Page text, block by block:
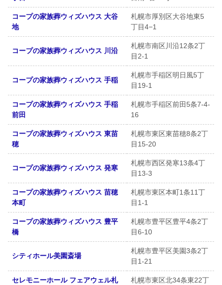
コープの家族葬ウィズハウス 大谷
地
札幌市厚別区大谷地東5
丁目4−1
コープの家族葬ウィズハウス 川沿
札幌市南区川沿12条2丁
目2-1
コープの家族葬ウィズハウス 手稲
札幌市手稲区明日風5丁
目19-1
コープの家族葬ウィズハウス 手稲
前田
札幌市手稲区前田5条7-4-
16
コープの家族葬ウィズハウス 東苗
穂
札幌市東区東苗穂8条2丁
目15-20
コープの家族葬ウィズハウス 発寒
札幌市西区発寒13条4丁
目13-3
コープの家族葬ウィズハウス 苗穂
本町
札幌市東区本町1条11丁
目1-1
コープの家族葬ウィズハウス 豊平
橋
札幌市豊平区豊平4条2丁
目6-10
シティホール美園斎場
札幌市豊平区美園3条2丁
目1-21
セレモニーホール フェアウェル札
札幌市東区北34条東22丁